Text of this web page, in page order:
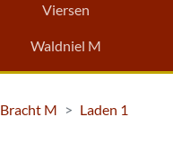
Viersen
Waldniel M
Bracht M Laden 1